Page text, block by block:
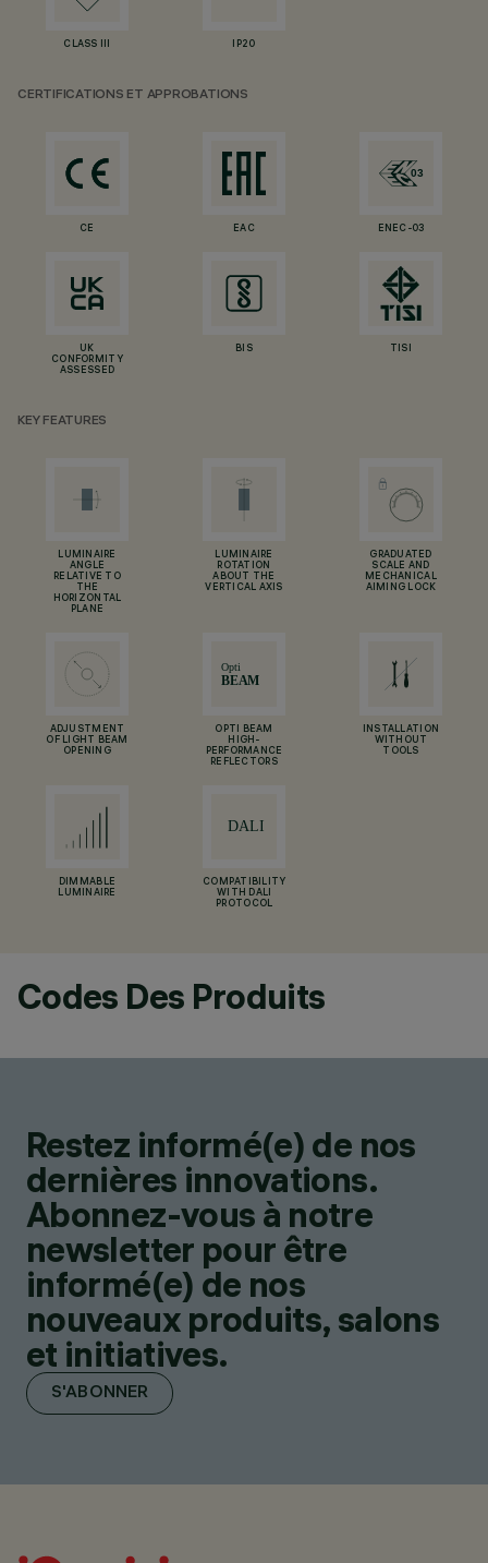
CLASS III IP20
CERTIFICATIONS ET APPROBATIONS
CE EAC ENEC-03
UK
CONFORMITY
ASSESSED
BIS TISI
KEY FEATURES
LUMINAIRE
ANGLE
RELATIVE TO
THE
HORIZONTAL
PLANE
LUMINAIRE
ROTATION
ABOUT THE
VERTICAL AXIS
GRADUATED
SCALE AND
MECHANICAL
AIMING LOCK
ADJUSTMENT
OF LIGHT BEAM
OPENING
OPTI BEAM
HIGH-
PERFORMANCE
REFLECTORS
INSTALLATION
WITHOUT
TOOLS
DIMMABLE
LUMINAIRE
COMPATIBILITY
WITH DALI
PROTOCOL
Codes Des Produits
Restez informé(e) de nos
dernières innovations.
Abonnez-vous à notre
newsletter pour être
informé(e) de nos
nouveaux produits, salons
et initiatives.
S'ABONNER